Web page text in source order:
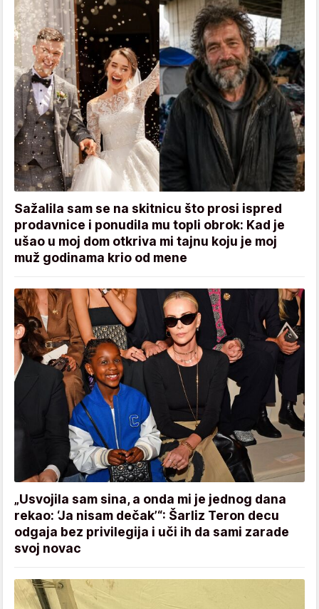
Sažalila sam se na skitnicu što prosi ispred
prodavnice i ponudila mu topli obrok: Kad je
ušao u moj dom otkriva mi tajnu koju je moj
muž godinama krio od mene
„Usvojila sam sina, a onda mi je jednog dana
rekao: ‘Ja nisam dečak’“: Šarliz Teron decu
odgaja bez privilegija i uči ih da sami zarade
svoj novac